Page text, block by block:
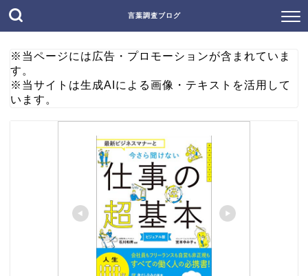
言葉調査ブログ
※当ページには広告・プロモーションが含まれていま
す。
※当サイトは生成AIによる画像・テキストを活用して
います。